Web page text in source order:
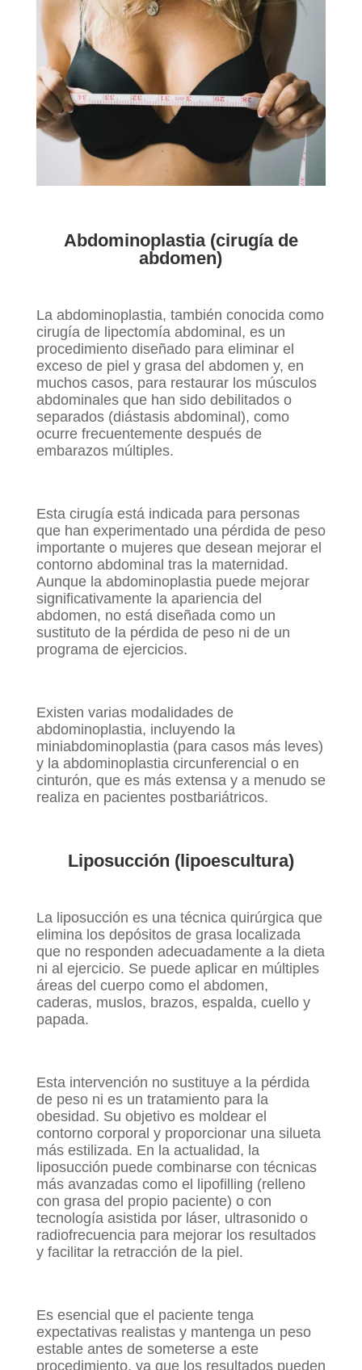
Abdominoplastia (cirugía de
abdomen)
La abdominoplastia, también conocida como
cirugía de lipectomía abdominal, es un
procedimiento diseñado para eliminar el
exceso de piel y grasa del abdomen y, en
muchos casos, para restaurar los músculos
abdominales que han sido debilitados o
separados (diástasis abdominal), como
ocurre frecuentemente después de
embarazos múltiples.
Esta cirugía está indicada para personas
que han experimentado una pérdida de peso
importante o mujeres que desean mejorar el
contorno abdominal tras la maternidad.
Aunque la abdominoplastia puede mejorar
significativamente la apariencia del
abdomen, no está diseñada como un
sustituto de la pérdida de peso ni de un
programa de ejercicios.
Existen varias modalidades de
abdominoplastia, incluyendo la
miniabdominoplastia (para casos más leves)
y la abdominoplastia circunferencial o en
cinturón, que es más extensa y a menudo se
realiza en pacientes postbariátricos.
Liposucción (lipoescultura)
La liposucción es una técnica quirúrgica que
elimina los depósitos de grasa localizada
que no responden adecuadamente a la dieta
ni al ejercicio. Se puede aplicar en múltiples
áreas del cuerpo como el abdomen,
caderas, muslos, brazos, espalda, cuello y
papada.
Esta intervención no sustituye a la pérdida
de peso ni es un tratamiento para la
obesidad. Su objetivo es moldear el
contorno corporal y proporcionar una silueta
más estilizada. En la actualidad, la
liposucción puede combinarse con técnicas
más avanzadas como el lipofilling (relleno
con grasa del propio paciente) o con
tecnología asistida por láser, ultrasonido o
radiofrecuencia para mejorar los resultados
y facilitar la retracción de la piel.
Es esencial que el paciente tenga
expectativas realistas y mantenga un peso
estable antes de someterse a este
procedimiento, ya que los resultados pueden